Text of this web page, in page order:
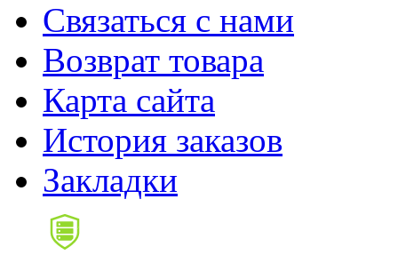
Связаться с нами
Возврат товара
Карта сайта
История заказов
Закладки